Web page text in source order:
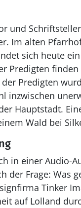
und
Im alten
sich heute
Predigten
Predigten
inzwischen
Hauptstadt.
Wald bei
in einer Audio-
der Frage: Was
Tinker
auf Lolland